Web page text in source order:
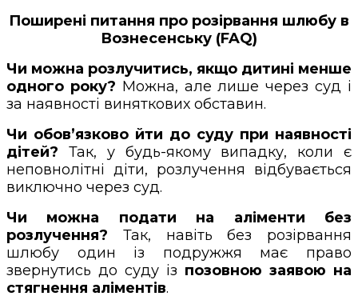
Поширені питання про розірвання шлюбу в
Вознесенську (FAQ)
Чи можна розлучитись, якщо дитині менше
одного року? Можна, але лише через суд і
за наявності виняткових обставин.
Чи обов’язково йти до суду при наявності
дітей? Так, у будь-якому випадку, коли є
неповнолітні діти, розлучення відбувається
виключно через суд.
Чи можна подати на аліменти без
розлучення? Так, навіть без розірвання
шлюбу один із подружжя має право
звернутись до суду із позовною заявою на
стягнення аліментів.